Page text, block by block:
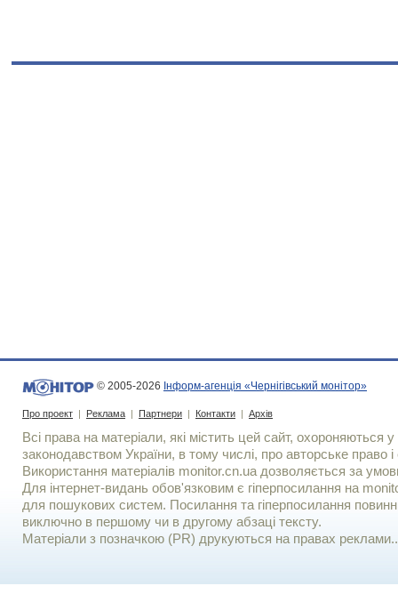
© 2005-2026 Інформ-агенція «Чернігівський монітор»
Про проект | Реклама | Партнери | Контакти | Архів
Всі права на матеріали, які містить цей сайт, охороняються у
законодавством України, в тому числі, про авторське право і
Використання матерiалiв monitor.cn.ua дозволяється за
Для iнтернет-видань обов'язковим є гiперпосилання на
для пошукових систем. Посилання та гіперпосилання
виключно в першому чи в другому абзаці тексту.
Матеріали з позначкою (PR) друкуються на правах реклами..